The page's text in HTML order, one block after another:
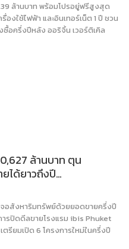
ล้านบาท พร้อมโปรอยู่ฟรีสูงสุด
องใช้ไฟฟ้า และอินเทอร์เน็ต 1 ปี ชวน
อครึ่งปีหลัง ออริจิ้น เวอร์ติเคิล
ล้านบาท ตุน
ได้ยาวถึงปี…
อสังหาริมทรัพย์ด้วยยอดขายครึ่งปี
รปิดดีลขายโรงแรม ibis Phuket
รียมเปิด 6 โครงการใหม่ในครึ่งปี